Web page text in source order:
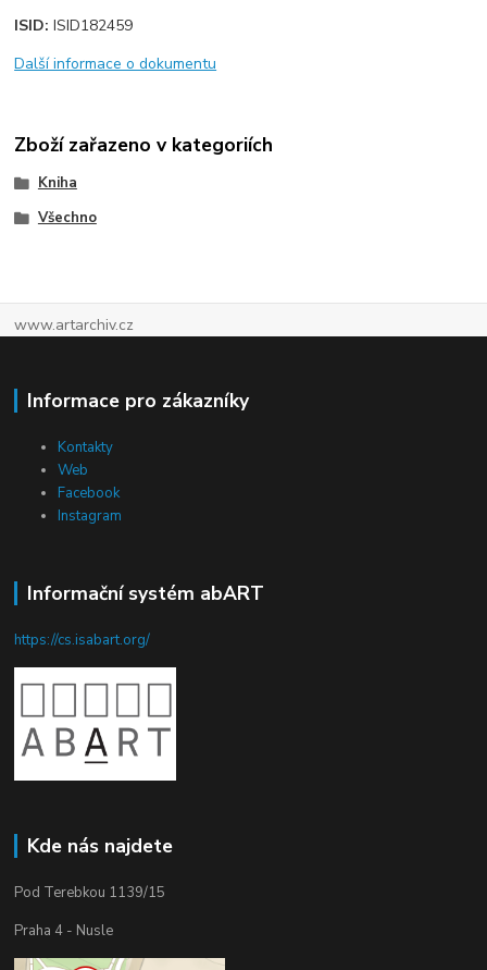
ISID:ISID182459
Další informace o dokumentu
Zboží zařazeno v kategoriích
Kniha
Všechno
www.artarchiv.cz
Informace pro zákazníky
Kontakty
Web
Facebook
Instagram
Informační systém abART
https://cs.isabart.org/
Kde nás najdete
Pod Terebkou 1139/15
Praha 4 - Nusle